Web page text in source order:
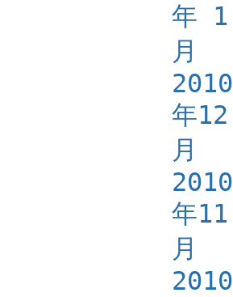
年 1
月
2010
年12
月
2010
年11
月
2010